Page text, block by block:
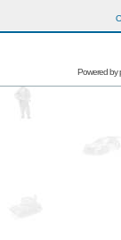
Powered by